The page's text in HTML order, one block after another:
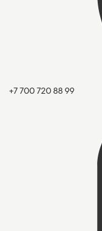
+7 700 720 88 99